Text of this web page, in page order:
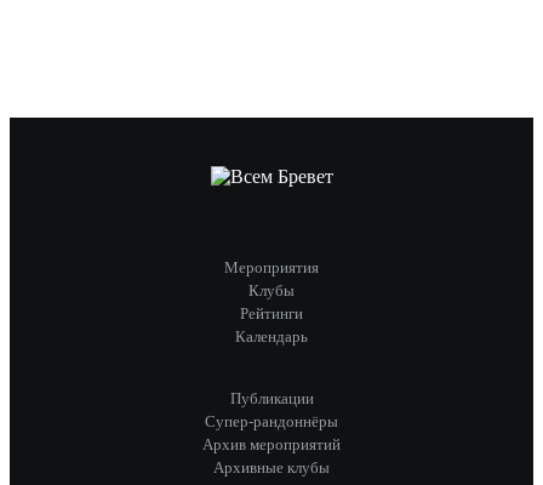
Мероприятия
Клубы
Рейтинги
Календарь
Публикации
Супер-рандоннёры
Архив мероприятий
Архивные клубы